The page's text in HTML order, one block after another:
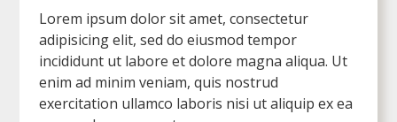
Lorem ipsum dolor sit amet, consectetur
adipisicing elit, sed do eiusmod tempor
incididunt ut labore et dolore magna aliqua. Ut
enim ad minim veniam, quis nostrud
exercitation ullamco laboris nisi ut aliquip ex ea